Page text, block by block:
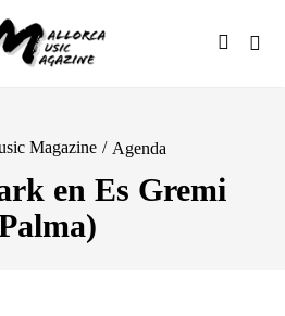
Magazine / Agenda
en Es Gremi